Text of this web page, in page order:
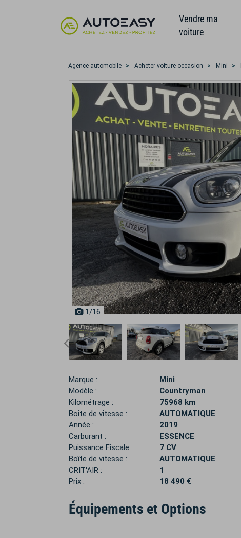
Vendre ma
voiture
Agence automobile Acheter voiture occasion Mini
1/16
Marque :
Mini
Modèle :
Countryman
Kilométrage :
75968 km
Boîte de vitesse :
AUTOMATIQUE
Année :
2019
Carburant :
ESSENCE
Puissance Fiscale :
7 CV
Boîte de vitesse :
AUTOMATIQUE
CRIT'AIR :
1
Prix :
18 490 €
Équipements et Options